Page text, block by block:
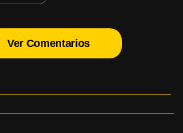
Ver Comentarios